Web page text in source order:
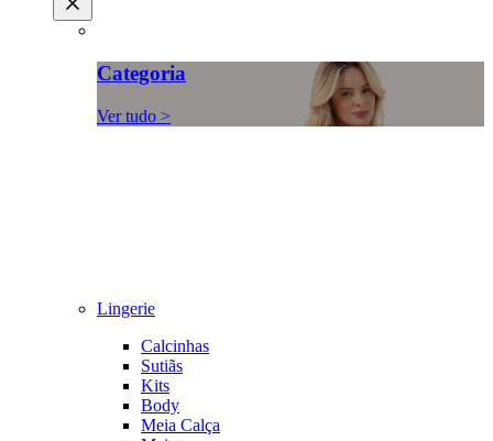
Categoria
Ver tudo >
Lingerie
Calcinhas
Sutiãs
Kits
Body
Meia Calça